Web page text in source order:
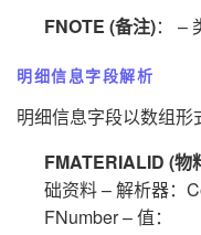
FNOTE (备注)： –
明细信息字段解析
明细信息字段以数组形
FMATERIALID (物
础资料 – 解析器：
FNumber – 值：